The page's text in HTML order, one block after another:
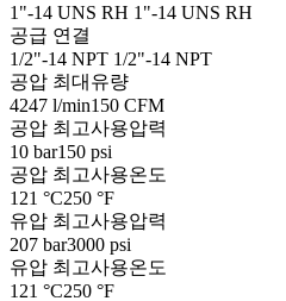
1"-14 UNS RH 1"-14 UNS RH
공급 연결
1/2"-14 NPT 1/2"-14 NPT
공압 최대유량
4247 l/min150 CFM
공압 최고사용압력
10 bar150 psi
공압 최고사용온도
121 °C250 °F
유압 최고사용압력
207 bar3000 psi
유압 최고사용온도
121 °C250 °F